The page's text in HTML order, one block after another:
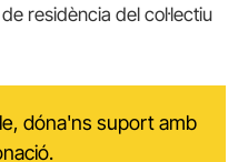
residència del col·lectiu
dóna'ns suport amb